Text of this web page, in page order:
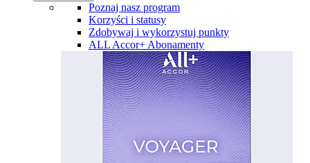
Poznaj nasz program
Korzyści i statusy
Zdobywaj i wykorzystuj punkty
ALL Accor+ Abonamenty